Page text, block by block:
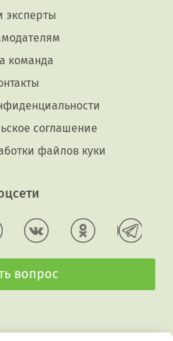
эксперты
команда
соглашение
файлов куки
вопрос